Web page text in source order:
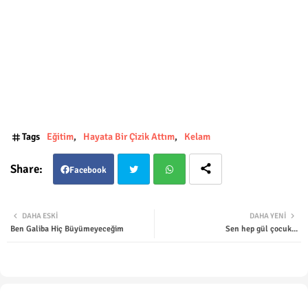
Tags Eğitim Hayata Bir Çizik Attım Kelam
Facebook
DAHA YENI
Sen hep gül çocuk...
DAHA ESKI
Ben Galiba Hiç Büyümeyeceğim